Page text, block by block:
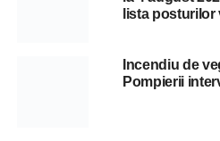
lista posturilor
Incendiu de
Pompierii